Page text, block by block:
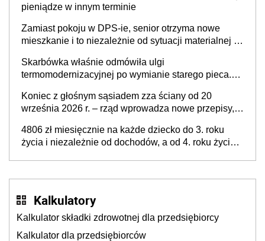
pieniądze w innym terminie
Zamiast pokoju w DPS-ie, senior otrzyma nowe
mieszkanie i to niezależnie od sytuacji materialnej –
roku życia
Skarbówka właśnie odmówiła ulgi
termomodernizacyjnej po wymianie starego pieca.
Koniec z głośnym sąsiadem zza ściany od 20
września 2026 r. – rząd wprowadza nowe przepisy,
4806 zł miesięcznie na każde dziecko do 3. roku
życia i niezależnie od dochodów, a od 4. roku życia
Kalkulatory
Kalkulator składki zdrowotnej dla przedsiębiorcy
Kalkulator dla przedsiębiorców